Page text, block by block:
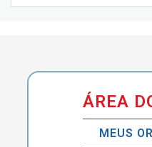
ÁREA
MEUS